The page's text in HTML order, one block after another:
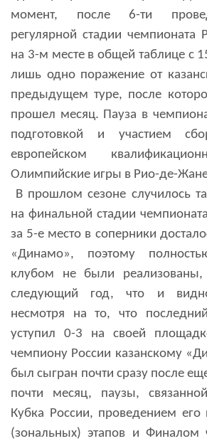
момент, после 6-ти
регулярной стадии чемпионата
на 3-м месте в общей таблице с
лишь одно поражение от
предыдущем туре, после
прошел месяц. Пауза в
подготовкой и участием
европейском
Олимпийские игры в Рио-де-
В прошлом сезоне случилось
на финальной стадии
за 5-е место в соперники
«Динамо», поэтому
клубом не были
следующий год, что и
несмотря на то, что
уступил 0-3 на своей
чемпиону России казанскому
был сыгран почти сразу после
почти месяц, паузы,
Кубка России, проведением его
(зональных) этапов и Финалом